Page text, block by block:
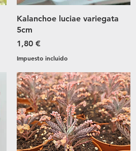
Vista rápida
Kalanchoe luciae variegata
5cm
Precio
1,80 €
Impuesto incluido